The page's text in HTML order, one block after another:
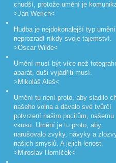
chudší, protože umění je
>Jan Werich<
Hudba je nejdokonalejší typ
neprozradí nikdy svoje tajemství.
>Oscar Wilde<
Umění musí být více než
aparát, duši vyjádřiti musí.
>Mikoláš Aleš<
Umění tu není proto, aby sladilo
našeho volna a dávalo své tvůrčí
potvrzení našim pocitům, našemu
vkusu. Umění je tu proto, aby
narušovalo zvyky, návyky a
našich smyslů. A jejich lenost.
>Miroslav Horníček<